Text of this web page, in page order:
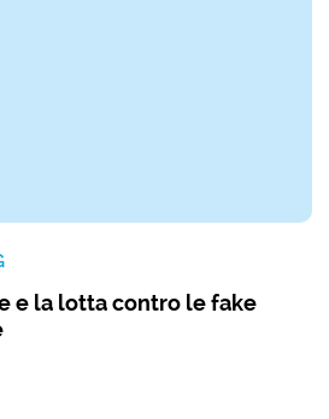
e la lotta contro le fake